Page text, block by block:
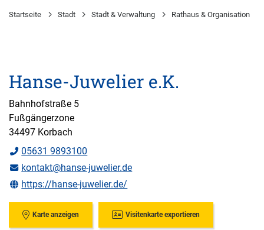
Startseite Stadt Stadt & Verwaltung Rathaus & Organisation
Hanse-Juwelier e.K.
Bahnhofstraße 5
Fußgängerzone
34497 Korbach
05631 9893100
kontakt@hanse-juwelier.de
https://hanse-juwelier.de/
Karte anzeigen Visitenkarte exportieren